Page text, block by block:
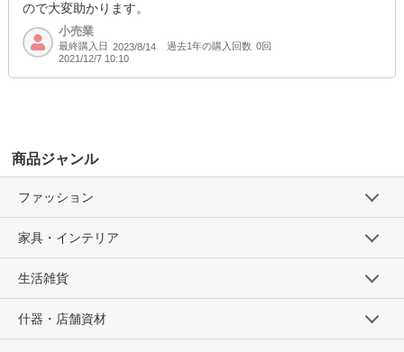
ので大変助かります。
小売業
最終購入日 2023/8/14 過去1年の購入回数 0回
2021/12/7 10:10
商品ジャンル
ファッション
家具・インテリア
生活雑貨
什器・店舗資材